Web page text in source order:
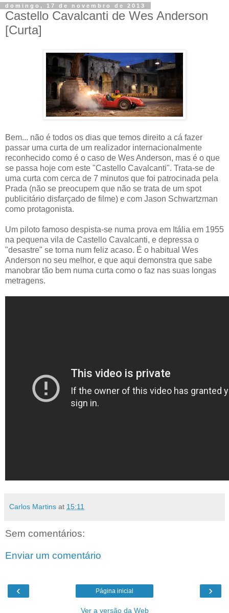
domingo, 17 de novembro de 2013
Castello Cavalcanti de Wes Anderson
[Curta]
Bem... não é todos os dias que temos direito a cá fazer
passar uma curta de um realizador internacionalmente
reconhecido como é o caso de Wes Anderson, mas é o que
se passa hoje com este "Castello Cavalcanti". Trata-se de
uma curta com cerca de 7 minutos que foi patrocinada pela
Prada (não se preocupem que não se trata de um spot
publicitário disfarçado de filme) e com Jason Schwartzman
como protagonista.
Um piloto famoso despista-se numa prova em Itália em 1955
na pequena vila de Castello Cavalcanti, e depressa o
"desastre" se torna num feliz acaso. É o habitual Wes
Anderson no seu melhor, e que aqui demonstra que sabe
manobrar tão bem numa curta como o faz nas suas longas
metragens.
Carlos Martins at 15:11
Sem comentários:
Enviar um comentário
‹ ›
Página inicial
Ver a versão da Web